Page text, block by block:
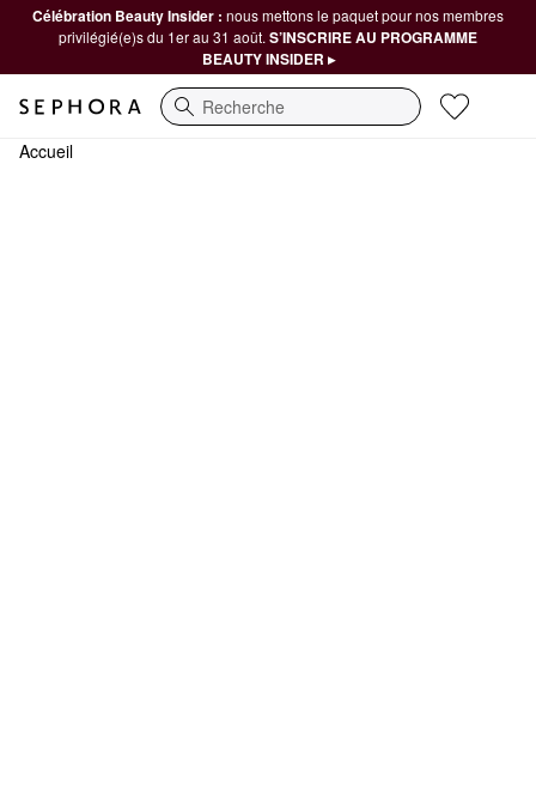
Célébration Beauty Insider : nous mettons le paquet pour nos membres
privilégié(e)s du 1er au 31 août. S’INSCRIRE AU PROGRAMME
BEAUTY INSIDER ▸
Recherche
Accueil